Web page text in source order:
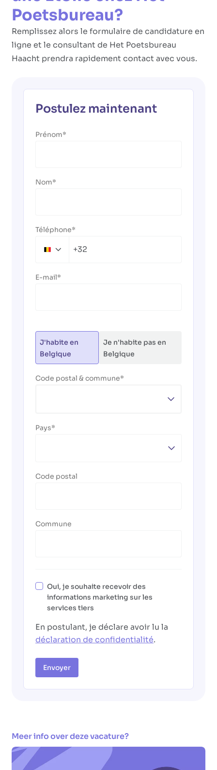
Poetsbureau?
Remplissez alors le formulaire de candidature en
ligne et le consultant de Het Poetsbureau
Haacht prendra rapidement contact avec vous.
Postulez maintenant
Prénom
Nom
Téléphone
Belgium+32
E-mail
J'habite en
Belgique
Je n'habite pas en
Belgique
Code postal & commune
Pays
Code postal
Commune
Oui, je souhaite recevoir des
informations marketing sur les
services tiers
En postulant, je déclare avoir lu la
déclaration de confidentialité.
Envoyer
Meer info over deze vacature?